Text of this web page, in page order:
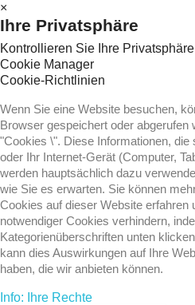
×
Ihre Privatsphäre
Kontrollieren Sie Ihre Privatsphäre
Cookie Manager
Cookie-Richtlinien
Wenn Sie eine Website besuchen,
Browser gespeichert oder
"Cookies \". Diese Informationen,
oder Ihr Internet-Gerät (Computer,
werden hauptsächlich dazu
wie Sie es erwarten. Sie können
Cookies auf dieser Website erfahren
notwendiger Cookies verhindern,
Kategorienüberschriften unten
kann dies Auswirkungen auf Ihre
haben, die wir anbieten können.
Info: Ihre Rechte